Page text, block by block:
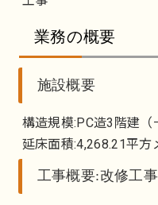
業務の概要
施設概要
構造規模:PC造3階建（
延床面積:4,268.21平方
工事概要:改修工